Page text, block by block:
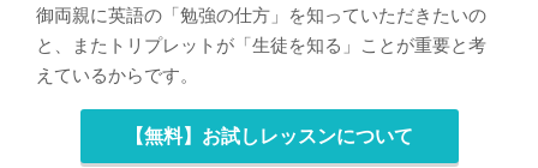
御両親に英語の「勉強の仕方」を知っていただきたいの
と、またトリプレットが「生徒を知る」ことが重要と考
えているからです。
【無料】お試しレッスンについて